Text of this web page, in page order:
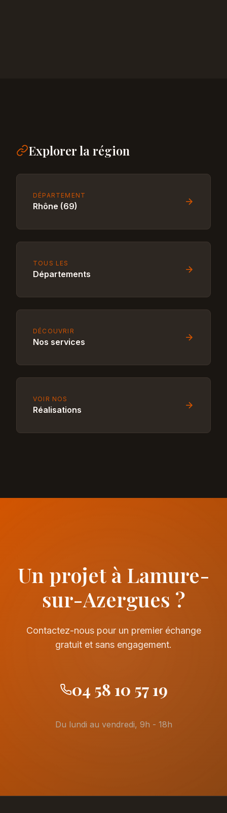
Explorer la région
DÉPARTEMENT
Rhône (69)
TOUS LES
Départements
DÉCOUVRIR
Nos services
VOIR NOS
Réalisations
Un projet à Lamure-
sur-Azergues ?
Contactez-nous pour un premier échange
gratuit et sans engagement.
04 58 10 57 19
Du lundi au vendredi, 9h - 18h